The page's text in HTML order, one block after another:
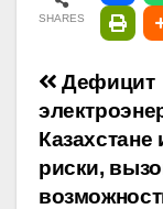
SHARES
по
Дефицит
Казахстане
риски,